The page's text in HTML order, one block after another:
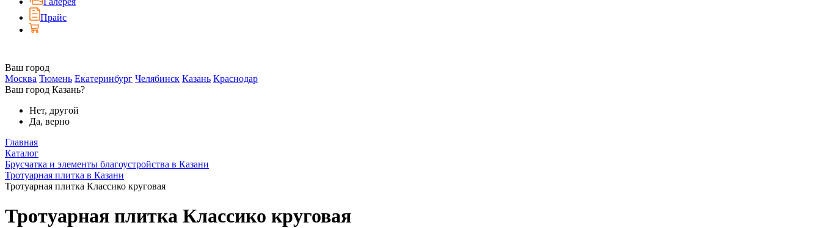
Прайс
Ваш город
Москва Тюмень Екатеринбург Челябинск Казань Краснодар
Ваш город Казань?
Нет, другой
Да, верно
Главная
Каталог
Брусчатка и элементы благоустройства в Казани
Тротуарная плитка в Казани
Тротуарная плитка Классико круговая
Тротуарная плитка Классико круговая